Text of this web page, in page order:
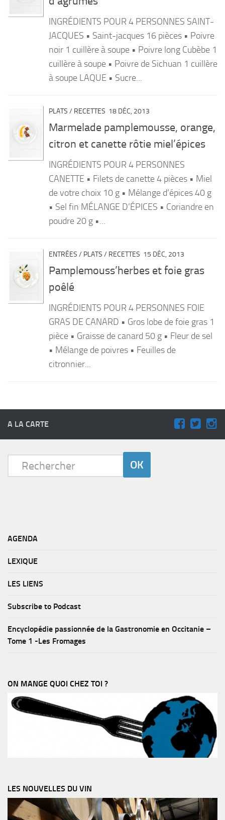
INGRÉDIENTS POUR 4 PERSONNES SAINT-
JACQUES • Saint-jacques 16 pièces • Poivre
noir 1 cuillère à soupe • Poivre long Cubèbe 1
cuillère à soupe • Poivre de Sichuan 1 cuillère
à soupe LAQUE • Sucre...
PLATS / RECETTES 18 DÉC, 2013
Marmelade pamplemousse, orange,
citron et canette rôtie miel’épices
INGRÉDIENTS POUR 4 PERSONNES
CANETTE • Filets de canette 4 pièces • Miel
de votre choix 10 g • Mélange d’épices 40 g
• Sel fin MÉLANGE D’ÉPICES • Coriandre en
poudre 20 g •...
ENTRÉES / PLATS / RECETTES 15 DÉC, 2013
Pamplemouss’herbes et foie gras
poêlé
INGRÉDIENTS POUR 4 PERSONNES FOIE
GRAS DE CANARD • Gros lobe de foie gras 1
pièce • Graisse de canard 50 g • Fleur de sel
• Mélange de poivres • Feuilles de
citronnier...
A LA CARTE
AGENDA
LEXIQUE
LES LIENS
Subscribe to Podcast
Encyclopédie passionnée de la Gastronomie en Occitanie –
Tome 1 -Les Fromages
ON MANGE QUOI CHEZ TOI ?
LES NOUVELLES DU VIN